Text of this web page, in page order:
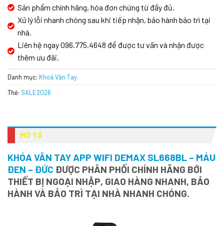
Sản phẩm chính hãng, hóa đơn chứng từ đầy đủ.
Xử lý lỗi nhanh chóng sau khi tiếp nhận, bảo hành bảo trì tại
nhà.
Liên hệ ngay 096.775.4648 để được tư vấn và nhận được
thêm ưu đãi.
Danh mục: Khoá Vân Tay
Thẻ: SALE2026
MÔ TẢ
KHÓA VÂN TAY APP WIFI DEMAX SL668BL – MÁU
ĐEN – ĐỨC ĐƯỢC PHÂN PHỐI CHÍNH HÃNG BỚI
THIẾT BỊ NGOẠI NHẬP, GIAO HÀNG NHANH, BẢO
HÀNH VÀ BẢO TRÌ TẠI NHÀ NHANH CHÓNG.